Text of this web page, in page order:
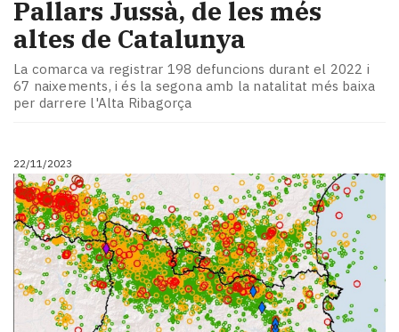
Pallars Jussà, de les més
altes de Catalunya
La comarca va registrar 198 defuncions durant el 2022 i
67 naixements, i és la segona amb la natalitat més baixa
per darrere l'Alta Ribagorça
22/11/2023